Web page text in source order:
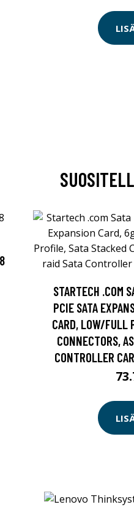
STARTECH .COM
PCIE SATA
CARD, LOW/FULL
CONNECTORS,
CONTROLLER